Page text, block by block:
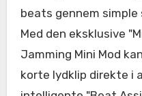
beats gennem
Med den eksklusive
Jamming Mini Mod
korte lydklip direkte i